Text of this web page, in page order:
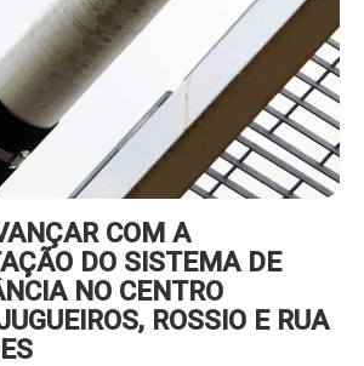
COM A
DO SISTEMA DE
NO CENTRO
ROSSIO E RUA